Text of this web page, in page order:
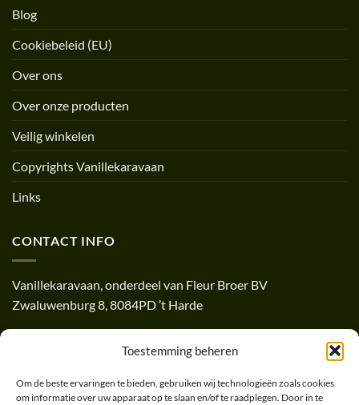
Toestemming beheren
Om de beste ervaringen te bieden, gebruiken wij technologieën zoals cookies
om informatie over uw apparaat op te slaan en/of te raadplegen. Door in te
Blog
Cookiebeleid (EU)
Over ons
Over onze producten
Veilig winkelen
Copyrights Vanillekaravaan
Links
CONTACT INFO
Vanillekaravaan, onderdeel van Fleur Broer BV
Zwaluwenburg 8, 8084PD ’t Harde
E-mailadres: info@vanillekaravaan.nl